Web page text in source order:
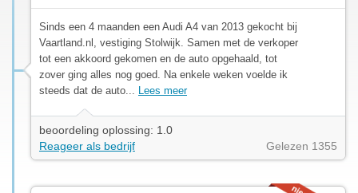
Sinds een 4 maanden een Audi A4 van 2013 gekocht bij
Vaartland.nl, vestiging Stolwijk. Samen met de verkoper
tot een akkoord gekomen en de auto opgehaald, tot
zover ging alles nog goed. Na enkele weken voelde ik
steeds dat de auto... Lees meer
beoordeling oplossing: 1.0
Reageer als bedrijf
Gelezen 1355